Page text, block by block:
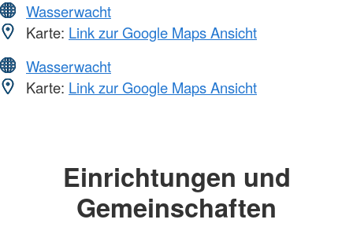
Wasserwacht
Karte: Link zur Google Maps Ansicht
Wasserwacht
Karte: Link zur Google Maps Ansicht
Einrichtungen und
Gemeinschaften